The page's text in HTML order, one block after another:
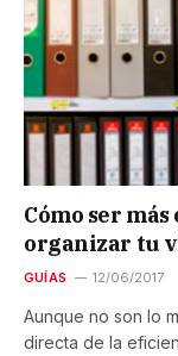
Cómo ser
organizar tu
GUÍAS 12/06/2017
Aunque no son lo
directa de la